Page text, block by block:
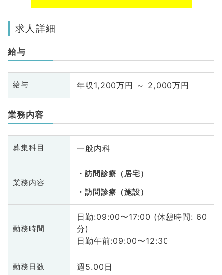
求人詳細
給与
給与 年収1,200万円 ～ 2,000万円
業務内容
募集科目 一般内科
業務内容
訪問診療（居宅）
訪問診療（施設）
勤務時間
日勤:09:00〜17:00 (休憩時間: 60
分)
日勤午前:09:00〜12:30
勤務日数 週5.00日